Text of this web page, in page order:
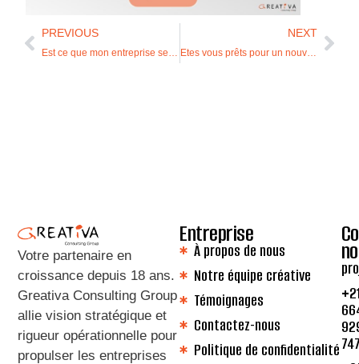
PREVIOUS NEXT
Etes vous prêts pour un nouvel exercice? de nouvelles performances?
Votre partenaire en
croissance depuis 18 ans.
Greativa Consulting Group
allie vision stratégique et
rigueur opérationnelle pour
propulser les entreprises
Entreprise
À propos de nous
Notre équipe créative
Témoignages
Contactez-nous
Politique de confidentialité